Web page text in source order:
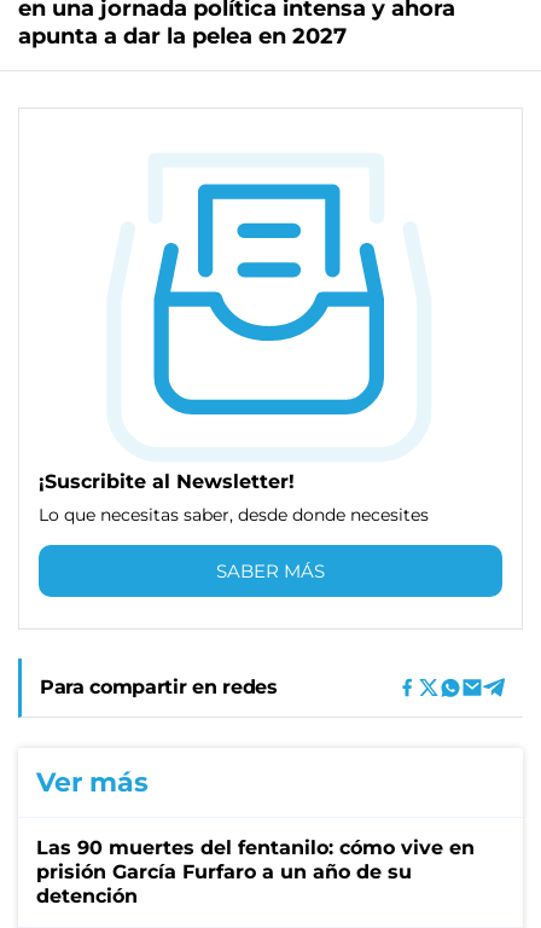
en una jornada política intensa y ahora
apunta a dar la pelea en 2027
¡Suscribite al Newsletter!
Lo que necesitas saber, desde donde necesites
SABER MÁS
Para compartir en redes
Ver más
Las 90 muertes del fentanilo: cómo vive en
prisión García Furfaro a un año de su
detención